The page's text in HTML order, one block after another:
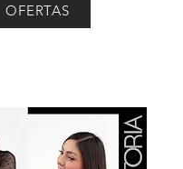
OFERTAS